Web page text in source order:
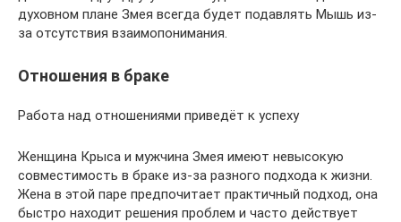
духовном плане Змея всегда будет подавлять Мышь из-
за отсутствия взаимопонимания.
Отношения в браке
Работа над отношениями приведёт к успеху
Женщина Крыса и мужчина Змея имеют невысокую
совместимость в браке из-за разного подхода к жизни.
Жена в этой паре предпочитает практичный подход, она
быстро находит решения проблем и часто действует